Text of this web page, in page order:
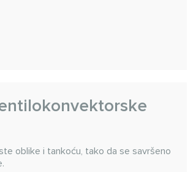
oblike i tankoću, tako da se savršeno